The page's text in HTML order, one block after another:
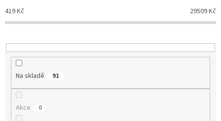
p
u
419Kč 29509Kč
Na skladě 91
Akce 0